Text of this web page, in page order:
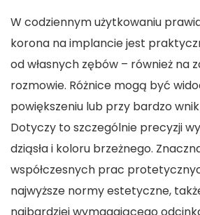
W codziennym użytkowaniu
korona na implancie jest
od własnych zębów – również na
rozmowie. Różnice mogą być
powiększeniu lub przy bardzo
Dotyczy to szczególnie precyzji
dziąsła i koloru brzeżnego.
współczesnych prac
najwyższe normy estetyczne,